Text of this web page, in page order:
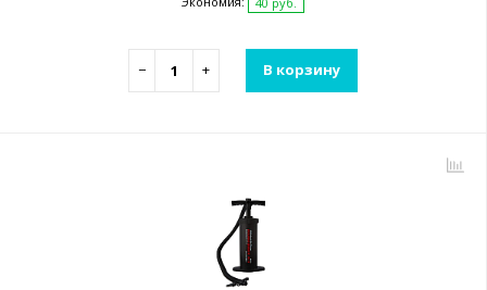
− + В корзину